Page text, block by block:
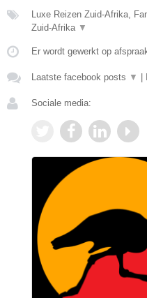
Luxe Reizen Zuid-Afrika,
Zuid-Afrika ▼
Er wordt gewerkt op
Laatste facebook posts ▼
Sociale media: